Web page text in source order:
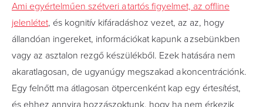
Ami egyértelműen szétveri a tartós figyelmet, az offline
jelenlétet, és kognitív kifáradáshoz vezet, az az, hogy
állandóan ingereket, információkat kapunk a zsebünkben
vagy az asztalon rezgő készülékből. Ezek hatására nem
akaratlagosan, de ugyanúgy megszakad a koncentrációnk.
Egy felnőtt ma átlagosan ötpercenként kap egy értesítést,
és ehhez annyira hozzászoktunk, hogy ha nem érkezik